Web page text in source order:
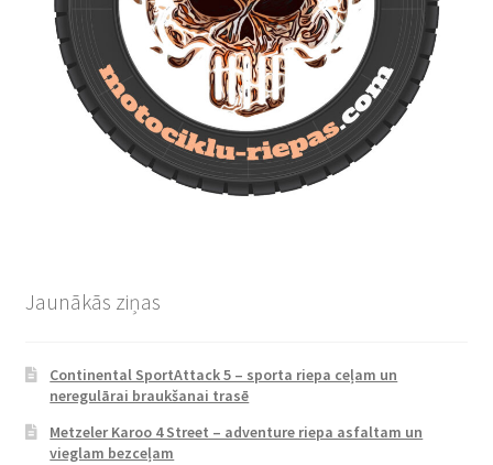
Jaunākās ziņas
Continental SportAttack 5 – sporta riepa ceļam un
neregulārai braukšanai trasē
Metzeler Karoo 4 Street – adventure riepa asfaltam un
vieglam bezceļam